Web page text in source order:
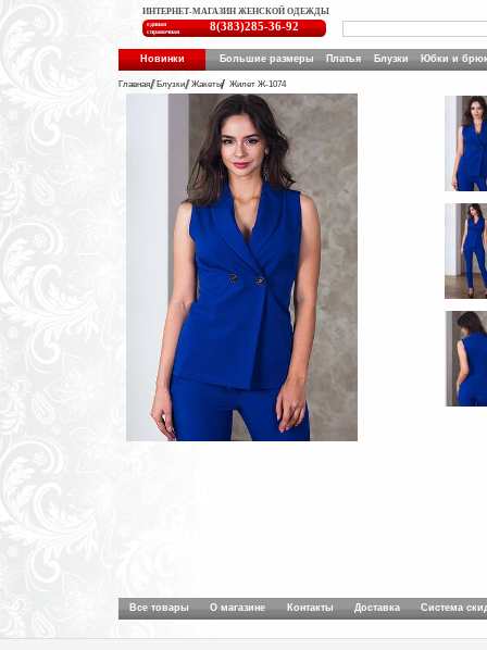
ИНТЕРНЕТ-МАГАЗИН ЖЕНСКОЙ ОДЕЖДЫ
единая
справочная
8(383)285-36-92
Новинки Большие размеры Платья Блузки Юбки и
Главная Блузки Жакеты Жилет Ж-1074
Все товары О магазине Контакты Доставка Система